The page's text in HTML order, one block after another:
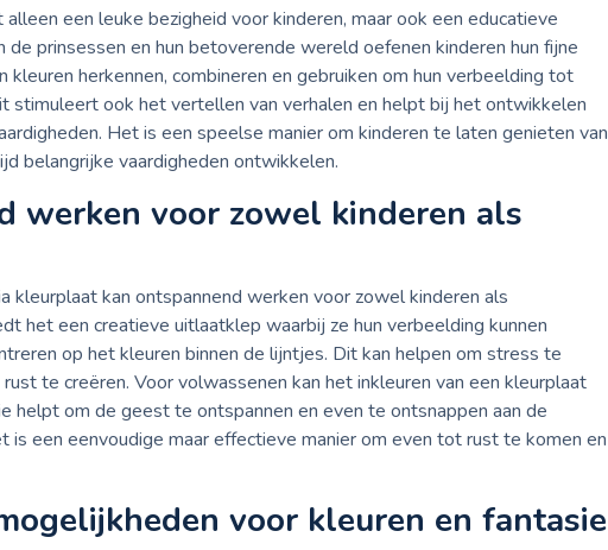
een leuke bezigheid voor kinderen, maar ook een educatieve
prinsessen en hun betoverende wereld oefenen kinderen hun fijne
herkennen, combineren en gebruiken om hun verbeelding tot
stimuleert ook het vertellen van verhalen en helpt bij het ontwikkelen
Het is een speelse manier om kinderen te laten genieten van
belangrijke vaardigheden ontwikkelen.
werken voor zowel kinderen als
kleurplaat kan ontspannend werken voor zowel kinderen als
het een creatieve uitlaatklep waarbij ze hun verbeelding kunnen
op het kleuren binnen de lijntjes. Dit kan helpen om stress te
te creëren. Voor volwassenen kan het inkleuren van een kleurplaat
helpt om de geest te ontspannen en even te ontsnappen aan de
is een eenvoudige maar effectieve manier om even tot rust te komen en
voor kleuren en fantasie